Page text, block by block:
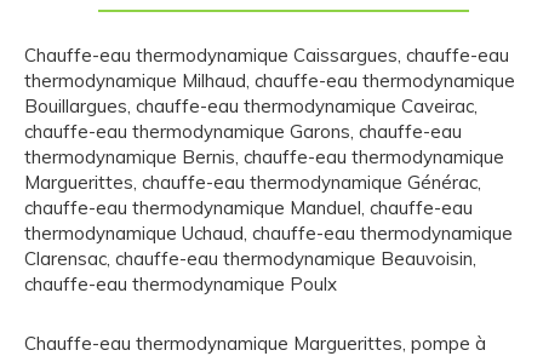
Chauffe-eau thermodynamique Caissargues, chauffe-eau
thermodynamique Milhaud, chauffe-eau thermodynamique
Bouillargues, chauffe-eau thermodynamique Caveirac,
chauffe-eau thermodynamique Garons, chauffe-eau
thermodynamique Bernis, chauffe-eau thermodynamique
Marguerittes, chauffe-eau thermodynamique Générac,
chauffe-eau thermodynamique Manduel, chauffe-eau
thermodynamique Uchaud, chauffe-eau thermodynamique
Clarensac, chauffe-eau thermodynamique Beauvoisin,
chauffe-eau thermodynamique Poulx
Chauffe-eau thermodynamique Marguerittes, pompe à